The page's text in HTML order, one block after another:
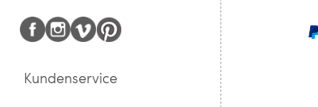
Kundenservice